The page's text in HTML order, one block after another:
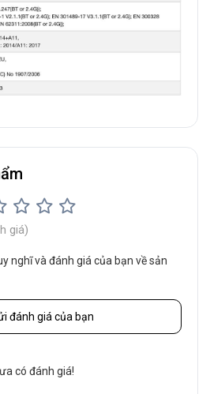
giá)
nghĩ và đánh giá của bạn về sản
đánh giá của bạn
có đánh giá!